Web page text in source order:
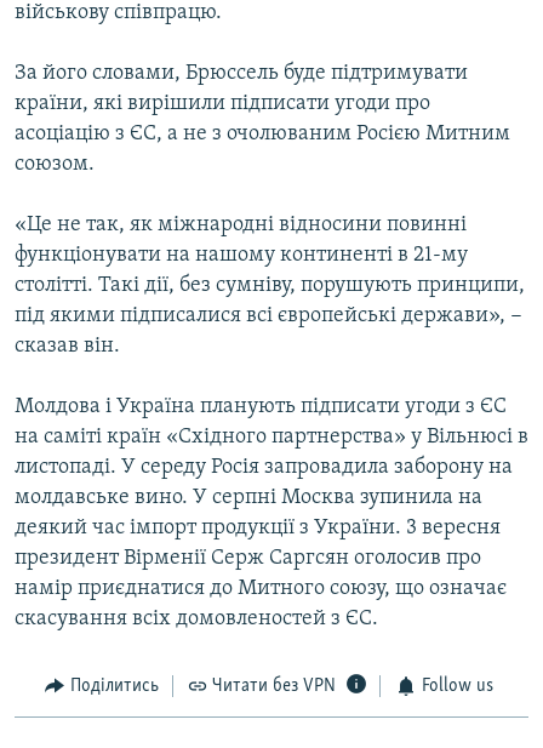
військову співпрацю.
За його словами, Брюссель буде підтримувати
країни, які вирішили підписати угоди про
асоціацію з ЄС, а не з очолюваним Росією Митним
союзом.
«Це не так, як міжнародні відносини повинні
функціонувати на нашому континенті в 21-му
столітті. Такі дії, без сумніву, порушують принципи,
під якими підписалися всі європейські держави», −
сказав він.
Молдова і Україна планують підписати угоди з ЄС
на саміті країн «Східного партнерства» у Вільнюсі в
листопаді. У середу Росія запровадила заборону на
молдавське вино. У серпні Москва зупинила на
деякий час імпорт продукції з України. 3 вересня
президент Вірменії Серж Саргсян оголосив про
намір приєднатися до Митного союзу, що означає
скасування всіх домовленостей з ЄС.
Поділитись Читати без VPN Follow us